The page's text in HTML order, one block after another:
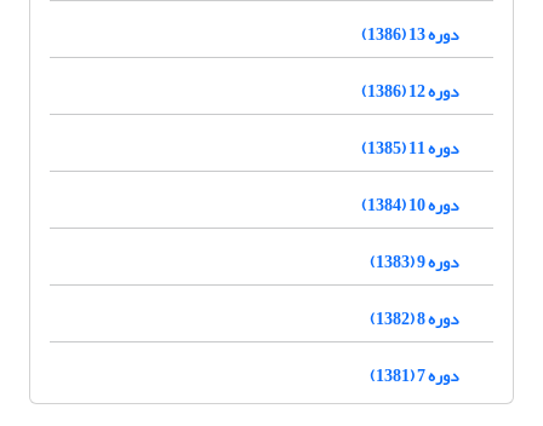
دوره 13 (1386)
دوره 12 (1386)
دوره 11 (1385)
دوره 10 (1384)
دوره 9 (1383)
دوره 8 (1382)
دوره 7 (1381)